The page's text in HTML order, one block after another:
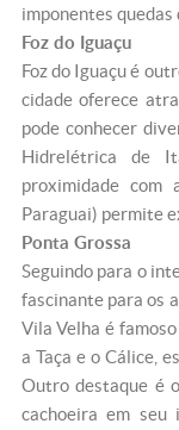
imponentes quedas
Foz do Iguaçu
Foz do Iguaçu é
cidade oferece
pode conhecer
Hidrelétrica de
proximidade com
Paraguai) permite
Ponta Grossa
Seguindo para o
fascinante para os
Vila Velha é
a Taça e o Cálice,
Outro destaque é
cachoeira em seu